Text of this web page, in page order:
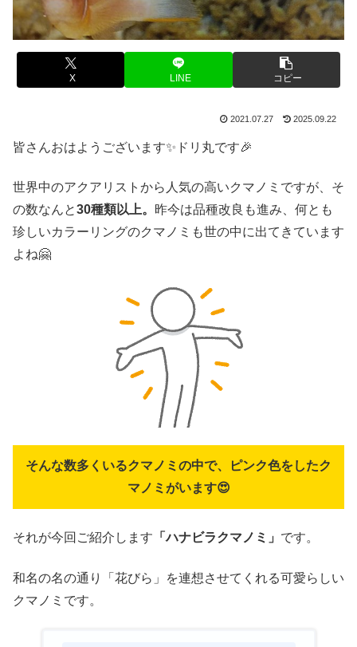
X LINE コピー
2021.07.27 2025.09.22
皆さんおはようございます✨ドリ丸です🎉
世界中のアクアリストから人気の高いクマノミですが、そ
の数なんと30種類以上。 昨今は品種改良も進み、何とも
珍しいカラーリングのクマノミも世の中に出てきています
よね🤗
そんな数多くいるクマノミの中で、ピンク色をしたク
マノミがいます😍
それが今回ご紹介します 「ハナビラクマノミ」 です。
和名の名の通り「花びら」を連想させてくれる可愛らしい
クマノミです。